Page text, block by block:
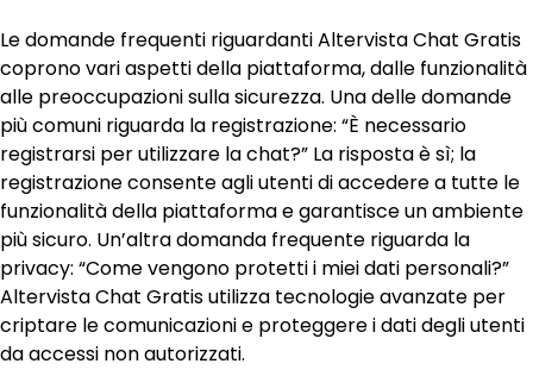
Le domande frequenti riguardanti Altervista Chat Gratis
coprono vari aspetti della piattaforma, dalle funzionalità
alle preoccupazioni sulla sicurezza. Una delle domande
più comuni riguarda la registrazione: “È necessario
registrarsi per utilizzare la chat?” La risposta è sì; la
registrazione consente agli utenti di accedere a tutte le
funzionalità della piattaforma e garantisce un ambiente
più sicuro. Un’altra domanda frequente riguarda la
privacy: “Come vengono protetti i miei dati personali?”
Altervista Chat Gratis utilizza tecnologie avanzate per
criptare le comunicazioni e proteggere i dati degli utenti
da accessi non autorizzati.